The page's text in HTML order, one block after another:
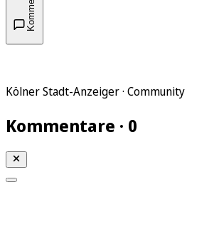
Kölner Stadt-Anzeiger · Community
Kommentare · 0